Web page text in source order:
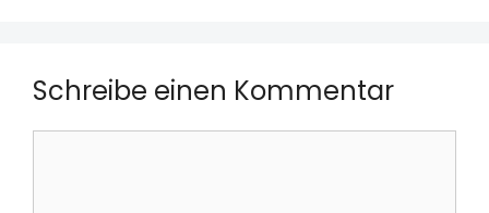
Schreibe einen Kommentar